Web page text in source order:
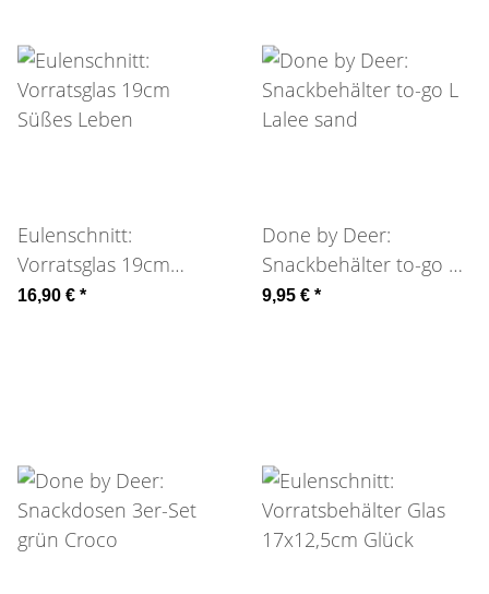
Eulenschnitt:
Vorratsglas 19cm
Süßes Leben
16,90 € *
Done by Deer:
Snackbehälter to-go L
Lalee sand
9,95 € *